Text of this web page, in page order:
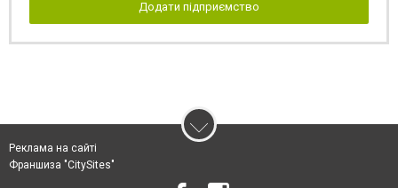
Додати підприємство
Реклама на сайті
Франшиза "CitySites"